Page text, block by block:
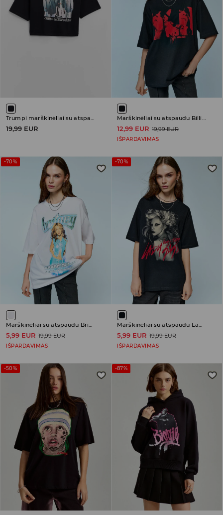
Trumpi marškinėliai su atspaudu Backstreet Boys
19,99 EUR
Marškinėliai su atspaudu Billie Eilish
12,99 EUR 19,99 EUR
IŠPARDAVIMAS
-70%
Marškinėliai su atspaudu Britney Spears
5,99 EUR 19,99 EUR
IŠPARDAVIMAS
-70%
Marškinėliai su atspaudu Lady Gaga Born this way
5,99 EUR 19,99 EUR
IŠPARDAVIMAS
-50% -87%